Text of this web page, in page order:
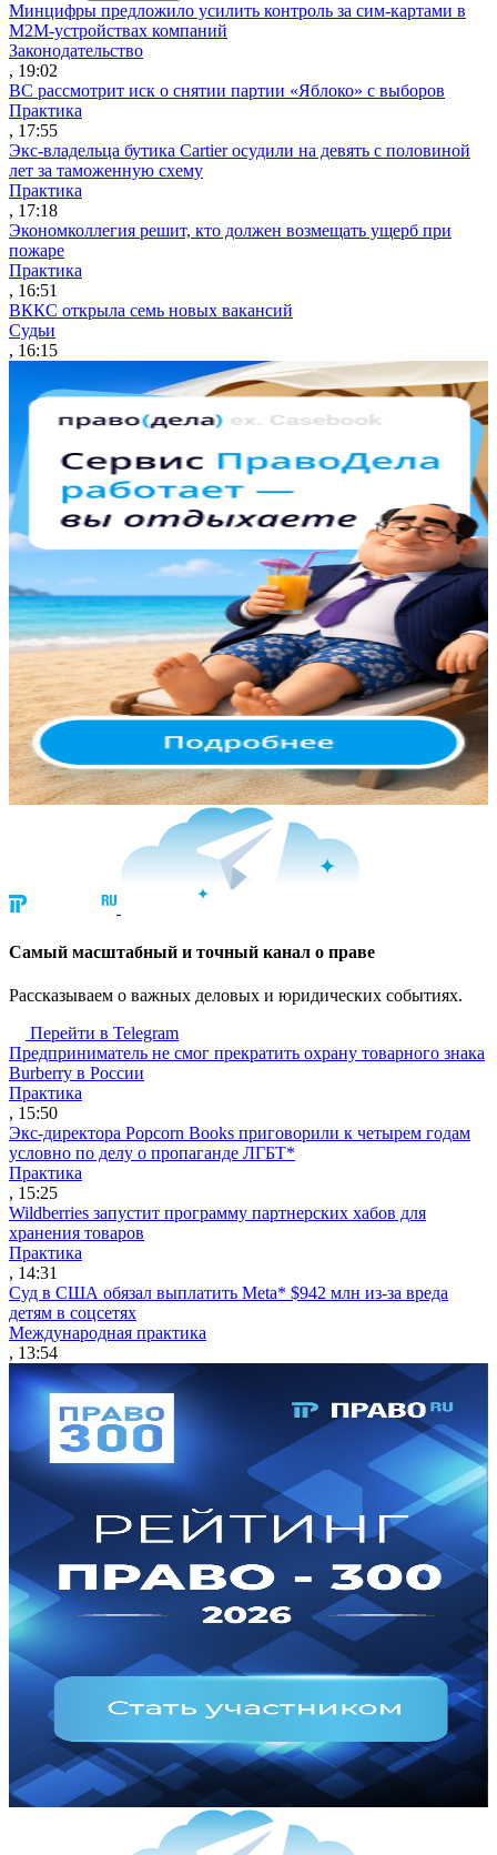
Минцифры предложило усилить контроль за сим-картами в
M2M-устройствах компаний
Законодательство
, 19:02
ВС рассмотрит иск о снятии партии «Яблоко» с выборов
Практика
, 17:55
Экс-владельца бутика Cartier осудили на девять с половиной
лет за таможенную схему
Практика
, 17:18
Экономколлегия решит, кто должен возмещать ущерб при
пожаре
Практика
, 16:51
ВККС открыла семь новых вакансий
Судьи
, 16:15
Cамый масштабный и точный канал о праве
Рассказываем о важных деловых и юридических событиях.
Перейти в Telegram
Предприниматель не смог прекратить охрану товарного знака
Burberry в России
Практика
, 15:50
Экс-директора Popcorn Books приговорили к четырем годам
условно по делу о пропаганде ЛГБТ*
Практика
, 15:25
Wildberries запустит программу партнерских хабов для
хранения товаров
Практика
, 14:31
Суд в США обязал выплатить Meta* $942 млн из-за вреда
детям в соцсетях
Международная практика
, 13:54